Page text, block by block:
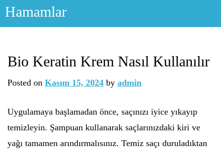
Skip
Hamamlar
Bio Keratin Krem Nasıl Kullanılır
Posted on Kasım 15, 2024 by admin
Uygulamaya başlamadan önce, saçınızı iyice yıkayıp
temizleyin. Şampuan kullanarak saçlarınızdaki kiri ve
yağı tamamen arındırmalısınız. Temiz saçı duruladıktan